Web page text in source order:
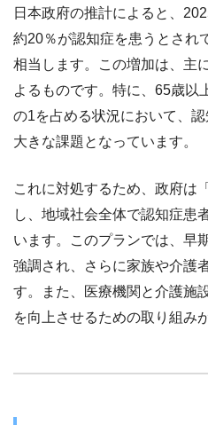
日本政府の推計によると、
約20％が認知症を患うとされ
相当します。この増加は、主
よるものです。特に、65歳以
の1を占める状況において、
大きな課題となっています。
これに対処するため、政府は
し、地域社会全体で認知症患
います。このプランでは、早
強調され、さらに家族や介護
す。また、医療機関と介護施
を向上させるための取り組み